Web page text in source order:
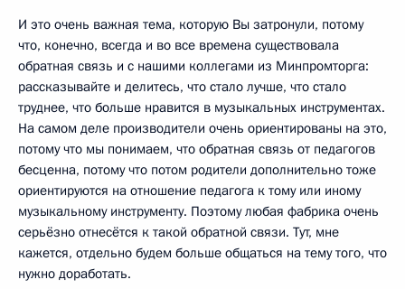
И это очень важная тема, которую Вы затронули, потому
что, конечно, всегда и во все времена существовала
обратная связь и с нашими коллегами из Минпромторга:
рассказывайте и делитесь, что стало лучше, что стало
труднее, что больше нравится в музыкальных инструментах.
На самом деле производители очень ориентированы на это,
потому что мы понимаем, что обратная связь от педагогов
бесценна, потому что потом родители дополнительно тоже
ориентируются на отношение педагога к тому или иному
музыкальному инструменту. Поэтому любая фабрика очень
серьёзно отнесётся к такой обратной связи. Тут, мне
кажется, отдельно будем больше общаться на тему того, что
нужно доработать.